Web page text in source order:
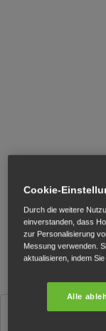
Cookie-
Durch die weitere
einverstanden, dass
zur Personalisierung
Messung verwenden.
aktualisieren, indem
Alle